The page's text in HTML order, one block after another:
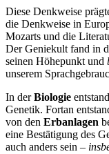
Diese Denkweise
die Denkweise in
Mozarts und die
Der Geniekult fand in
seinen Höhepunkt und
unserem
In derBiologie
Genetik. Fortan
von den Erbanlagen
eine Bestätigung des
auch anders sein –